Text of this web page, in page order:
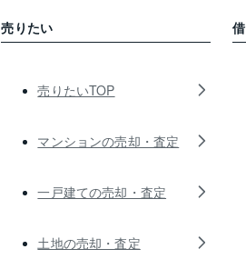
売りたい
売りたいTOP
マンションの売却・査定
一戸建ての売却・査定
土地の売却・査定